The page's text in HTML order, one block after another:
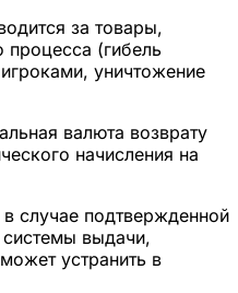
за товары,
процесса (гибель
уничтожение
валюта возврату
начисления на
случае подтвержденной
системы выдачи,
устранить в